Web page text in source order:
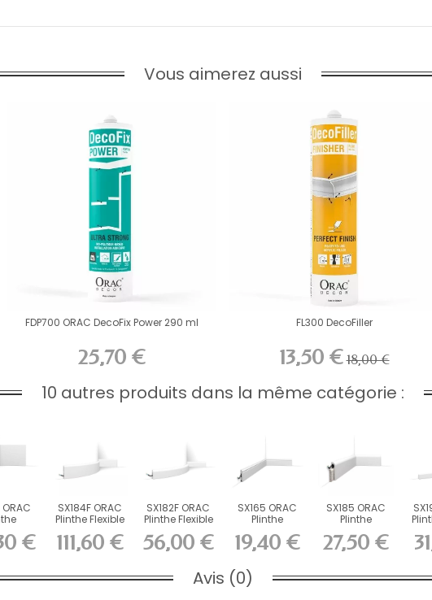
Vous aimerez aussi
FDP700 ORAC DecoFix Power 290 ml
25,70 €
FL300 DecoFiller
13,50 € 18,00 €
10 autres produits dans la même catégorie :
H25...€
SX184F ORAC
Plinthe Flexible
111,60 €
SX182F ORAC
Plinthe Flexible
56,00 €
SX165 ORAC
Plinthe
L200 x H6,9...
19,40 €
SX185 ORAC
Plinthe
L200 x H12...
27,50 €
Avis (0)